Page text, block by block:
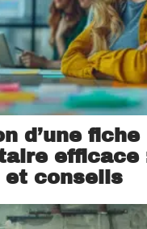
d’une fiche
efficace
et conseils